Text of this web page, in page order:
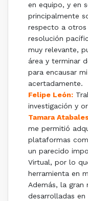
en equipo, y en
principalmente
respecto a
resolución
muy relevante,
área y terminar
para encausar
acertadamente.
Felipe León:
investigación y
Tamara
me permitió
plataformas
un parecido
Virtual, por lo
herramienta en
Además, la gran
desarrolladas